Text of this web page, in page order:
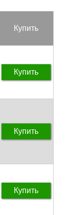
Купить
Купить
Купить
Купить